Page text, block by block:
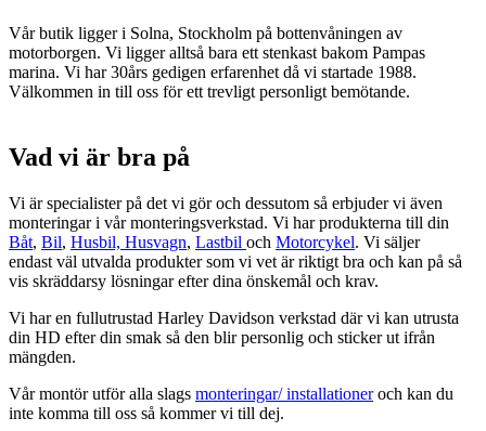
Vår butik ligger i Solna, Stockholm på bottenvåningen av
motorborgen. Vi ligger alltså bara ett stenkast bakom Pampas
marina. Vi har 30års gedigen erfarenhet då vi startade 1988.
Välkommen in till oss för ett trevligt personligt bemötande.
Vad vi är bra på
Vi är specialister på det vi gör och dessutom så erbjuder vi även
monteringar i vår monteringsverkstad. Vi har produkterna till din
Båt, Bil, Husbil, Husvagn, Lastbil och Motorcykel. Vi säljer
endast väl utvalda produkter som vi vet är riktigt bra och kan på så
vis skräddarsy lösningar efter dina önskemål och krav.
Vi har en fullutrustad Harley Davidson verkstad där vi kan utrusta
din HD efter din smak så den blir personlig och sticker ut ifrån
mängden.
Vår montör utför alla slags monteringar/ installationeroch kan du
inte komma till oss så kommer vi till dej.